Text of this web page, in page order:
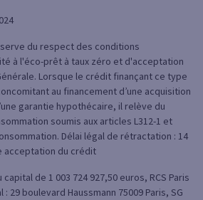
du respect des conditions
à l'éco-prêt à taux zéro et d'acceptation
Lorsque le crédit finançant ce type
au financement d’une acquisition
garantie hypothécaire, il relève du
soumis aux articles L312-1 et
Délai légal de rétractation : 14
acceptation du crédit
de 1 003 724 927,50 euros, RCS Paris
: 29 boulevard Haussmann 75009 Paris, SG